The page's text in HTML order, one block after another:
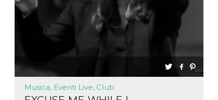
Musica, Eventi Live, Club